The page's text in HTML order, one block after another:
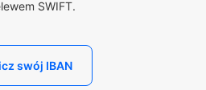
SWIFT.
swój IBAN